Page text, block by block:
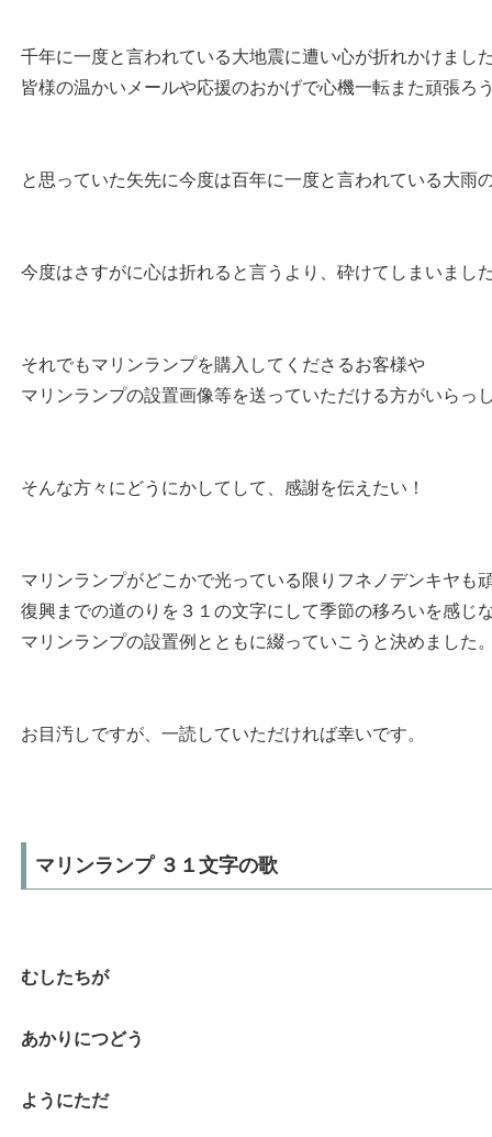
千年に一度と言われている大地震に遭い心が折れかけまし
皆様の温かいメールや応援のおかげで心機一転また頑張ろ
と思っていた矢先に今度は百年に一度と言われている大雨
今度はさすがに心は折れると言うより、砕けてしまいまし
それでもマリンランプを購入してくださるお客様や
マリンランプの設置画像等を送っていただける方がいらっ
そんな方々にどうにかしてして、感謝を伝えたい！
マリンランプがどこかで光っている限りフネノデンキヤも
復興までの道のりを３１の文字にして季節の移ろいを感じ
マリンランプの設置例とともに綴っていこうと決めました
お目汚しですが、一読していただければ幸いです。
マリンランプ ３１文字の歌
むしたちが
あかりにつどう
ようにただ